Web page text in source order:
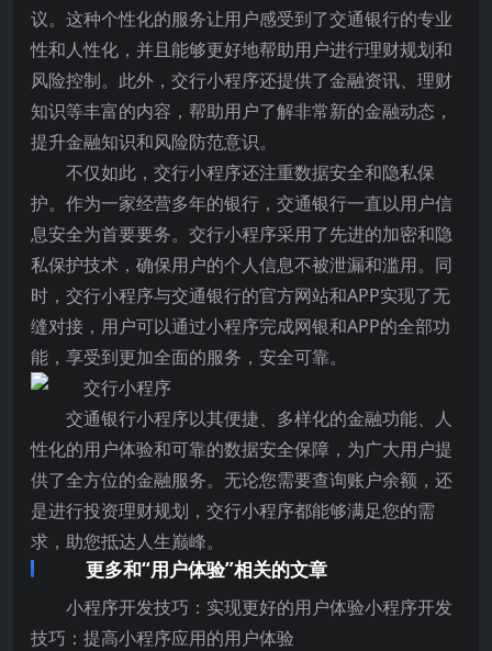
议。这种个性化的服务让用户感受到了交通银行的专业
性和人性化，并且能够更好地帮助用户进行理财规划和
风险控制。此外，交行小程序还提供了金融资讯、理财
知识等丰富的内容，帮助用户了解非常新的金融动态，
提升金融知识和风险防范意识。
不仅如此，交行小程序还注重数据安全和隐私保
护。作为一家经营多年的银行，交通银行一直以用户信
息安全为首要要务。交行小程序采用了先进的加密和隐
私保护技术，确保用户的个人信息不被泄漏和滥用。同
时，交行小程序与交通银行的官方网站和APP实现了无
缝对接，用户可以通过小程序完成网银和APP的全部功
能，享受到更加全面的服务，安全可靠。
交通银行小程序以其便捷、多样化的金融功能、人
性化的用户体验和可靠的数据安全保障，为广大用户提
供了全方位的金融服务。无论您需要查询账户余额，还
是进行投资理财规划，交行小程序都能够满足您的需
求，助您抵达人生巅峰。
更多和“用户体验”相关的文章
小程序开发技巧：实现更好的用户体验小程序开发
技巧：提高小程序应用的用户体验